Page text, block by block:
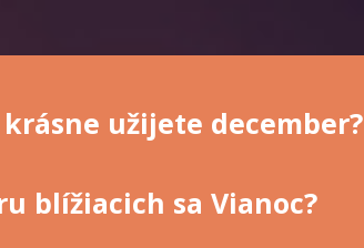
užijete december?
blížiacich sa Vianoc?